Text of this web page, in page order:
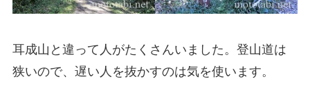
耳成山と違って人がたくさんいました。登山道は
狭いので、遅い人を抜かすのは気を使います。